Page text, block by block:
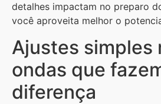
detalhes impactam no preparo
você aproveita melhor o
Ajustes simples
ondas que
diferença